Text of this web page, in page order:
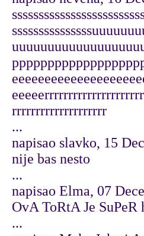
rrrrrrrrrrrrrrrrrrrr
...
napisao slavko, 15
nije bas nesto
...
napisao Elma, 07
OvA ToRtA Je SuPeR
...